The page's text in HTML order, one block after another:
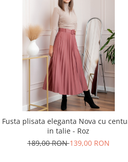
Fusta plisata eleganta Nova cu
in talie - Roz
189,00 RON139,00 RON